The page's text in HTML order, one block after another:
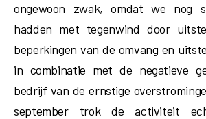
ongewoon zwak, omdat we nog
hadden met tegenwind door
beperkingen van de omvang en
in combinatie met de negatieve
bedrijf van de ernstige
september trok de activiteit